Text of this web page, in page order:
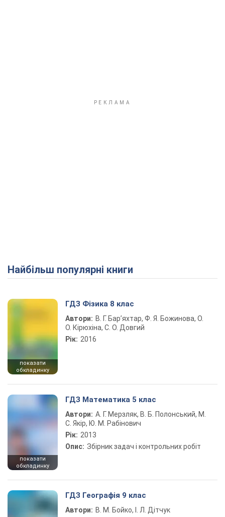
Найбільш популярні книги
показати
обкладинку
ГДЗ Фізика 8 клас
Автори: В. Г. Бар’яхтар, Ф. Я. Божинова, О.
О. Кірюхіна, С. О. Довгий
Рік: 2016
показати
обкладинку
ГДЗ Математика 5 клас
Автори: А. Г. Мерзляк, В. Б. Полонський, М.
С. Якір, Ю. М. Рабінович
Рік: 2013
Опис: Збірник задач і контрольних робіт
ГДЗ Географія 9 клас
Автори: В. М. Бойко, І. Л. Дітчук